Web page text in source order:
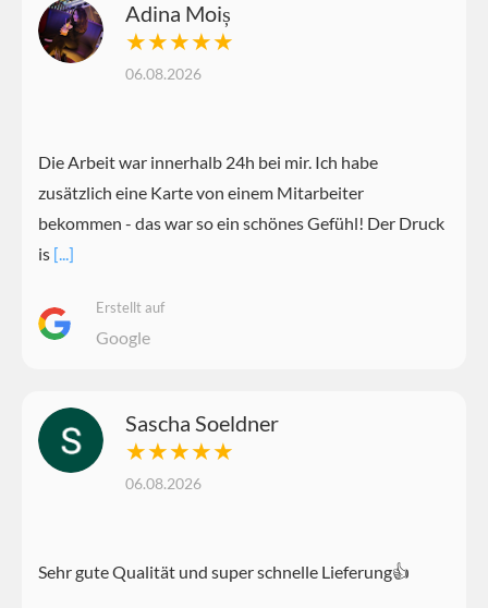
Adina Moiș
★★★★★
06.08.2026
Die Arbeit war innerhalb 24h bei mir. Ich habe
zusätzlich eine Karte von einem Mitarbeiter
bekommen - das war so ein schönes Gefühl! Der Druck
is [...]
Erstellt auf
Google
Sascha Soeldner
★★★★★
06.08.2026
Sehr gute Qualität und super schnelle Lieferung👍